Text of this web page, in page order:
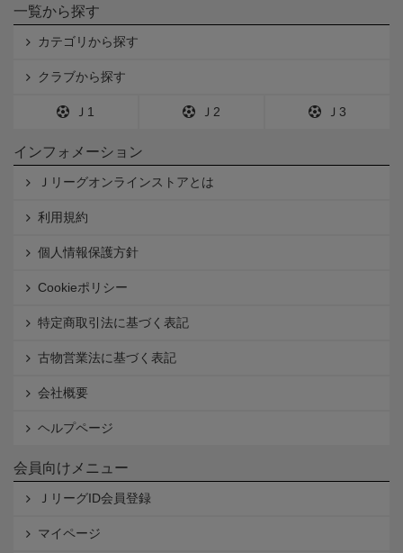
一覧から探す
カテゴリから探す
クラブから探す
Ｊ1 Ｊ2 Ｊ3
インフォメーション
Ｊリーグオンラインストアとは
利用規約
個人情報保護方針
Cookieポリシー
特定商取引法に基づく表記
古物営業法に基づく表記
会社概要
ヘルプページ
会員向けメニュー
ＪリーグID会員登録
マイページ